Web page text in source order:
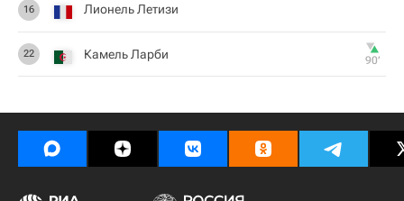
16 Лионель Летизи
22 Камель Ларби 90‎’‎